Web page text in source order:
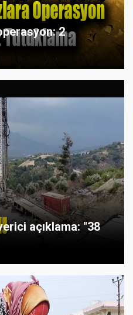
2
açıklama: "38